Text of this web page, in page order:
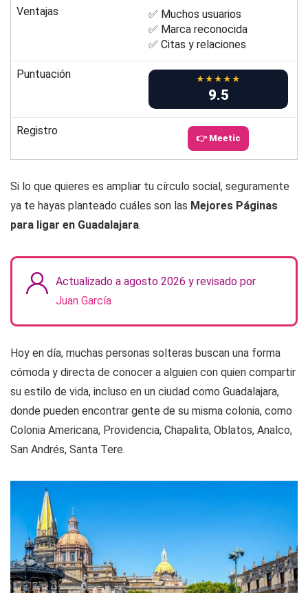
Ventajas
✅ Muchos usuarios
✅ Marca reconocida
✅ Citas y relaciones
Puntuación ★★★★★
9.5
Registro
👉 Meetic
Si lo que quieres es ampliar tu círculo social, seguramente
ya te hayas planteado cuáles son las Mejores Páginas
para ligar en Guadalajara.
Actualizado a agosto 2026 y revisado por
Juan García
Hoy en día, muchas personas solteras buscan una forma
cómoda y directa de conocer a alguien con quien compartir
su estilo de vida, incluso en un ciudad como Guadalajara,
donde pueden encontrar gente de su misma colonia, como
Colonia Americana, Providencia, Chapalita, Oblatos, Analco,
San Andrés, Santa Tere.